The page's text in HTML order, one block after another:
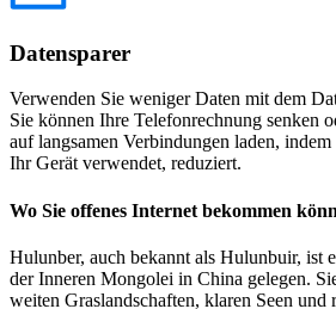
Datensparer
Verwenden Sie weniger Daten mit dem
Sie können Ihre Telefonrechnung senken
auf langsamen Verbindungen laden,
Ihr Gerät verwendet, reduziert.
Wo Sie offenes Internet bekommen
Hulunber, auch bekannt als Hulunbuir, ist
der Inneren Mongolei in China gelegen.
weiten Graslandschaften, klaren Seen und